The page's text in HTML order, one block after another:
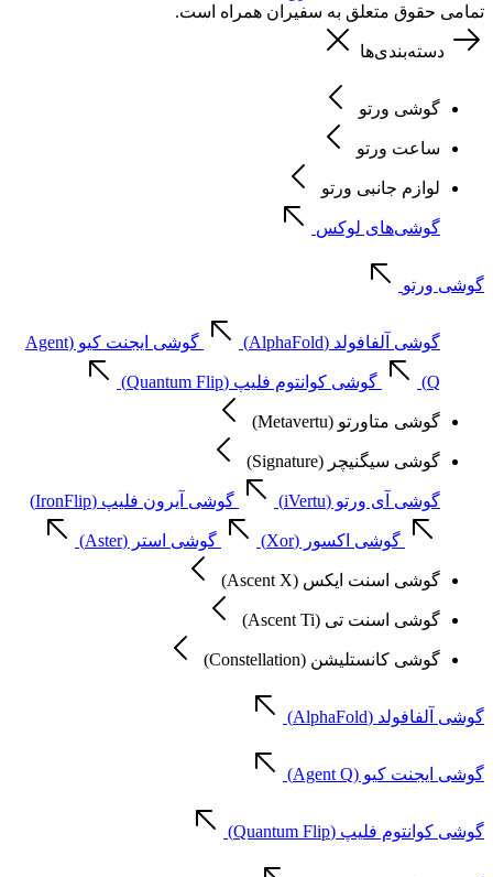
تمامی حقوق متعلق به سفیران همراه است.
دسته‌بندی‌ها
گوشی ورتو
ساعت ورتو
لوازم جانبی ورتو
گوشی‌های لوکس
گوشی ورتو
گوشی آلفافولد (AlphaFold) گوشی ایجنت کیو (Agent
Q) گوشی کوانتوم فلیپ (Quantum Flip)
گوشی متاورتو (Metavertu)
گوشی سیگنیچر (Signature)
گوشی آی ورتو (iVertu) گوشی آیرون فلیپ (IronFlip)
گوشی اکسور (Xor) گوشی استر (Aster)
گوشی اسنت ایکس (Ascent X)
گوشی اسنت تی (Ascent Ti)
گوشی کانستلیشن (Constellation)
گوشی آلفافولد (AlphaFold)
گوشی ایجنت کیو (Agent Q)
گوشی کوانتوم فلیپ (Quantum Flip)